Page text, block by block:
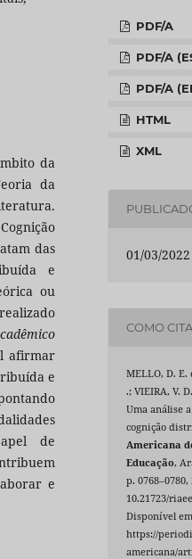
da
da
das
e
ou
afirmar
e
de
e
PDF/A
PDF/A
PDF/A
HTML
XML
01/03/2022
COMO
MELLO, D. E.
.; VIEIRA, V.
Uma análise
cognição
Americana
Educação,
p. 0768–0780,
10.21723/
Disponível
https://
americana/